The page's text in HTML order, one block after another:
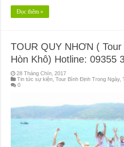
Đọc thêm »
TOUR QUY NHƠN (
Hòn Khô) Hotline: 09355
28 Tháng Chín, 2017
Tin tức sự kiện,Tour Bình Định Trong Ngày,
0